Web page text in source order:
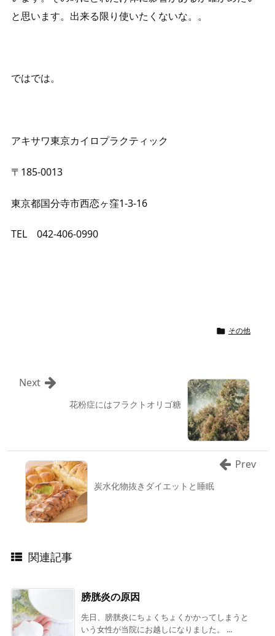
と思います。出来る限り使いたくないな。。
ではでは。
アキサワ東京カイロプラクティック
〒185-0013
東京都国分寺市西恋ヶ窪1-3-16
TEL 042-406-0990
 その他
花粉症にはフラクトオリゴ糖
Next
炭水化物抜きダイエットと睡眠
Prev
関連記事
膀胱炎の原因
先日、膀胱炎にちょくちょくかかってしまうと
いう女性が当院にお越しになりました。 ...